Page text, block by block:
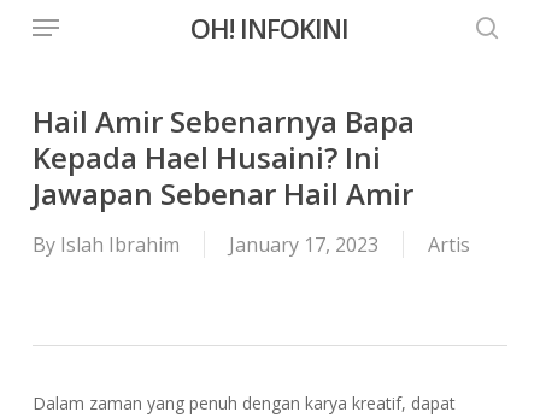
content
OH! INFOKINI
Menu
Hail Amir Sebenarnya Bapa
Kepada Hael Husaini? Ini
Jawapan Sebenar Hail Amir
By Islah Ibrahim January 17, 2023 Artis
Dalam zaman yang penuh dengan karya kreatif, dapat